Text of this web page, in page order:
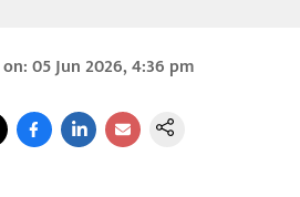
:05 Jun 2026, 4:36 pm